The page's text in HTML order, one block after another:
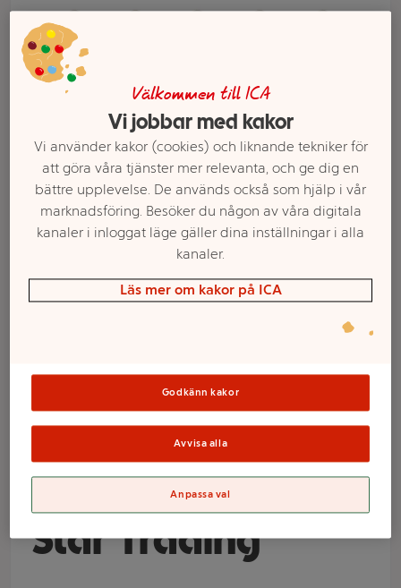
FIRA tillbehör
Halloween 10-p
döskalle+pumpa
Star Trading
Välj butik och handla
Välkommen till ICA
Vi jobbar med kakor
Vi använder kakor (cookies) och liknande tekniker för
att göra våra tjänster mer relevanta, och ge dig en
bättre upplevelse. De används också som hjälp i vår
marknadsföring. Besöker du någon av våra digitala
kanaler i inloggat läge gäller dina inställningar i alla
kanaler.
Läs mer om kakor på ICA
Godkänn kakor
Avvisa alla
Anpassa val